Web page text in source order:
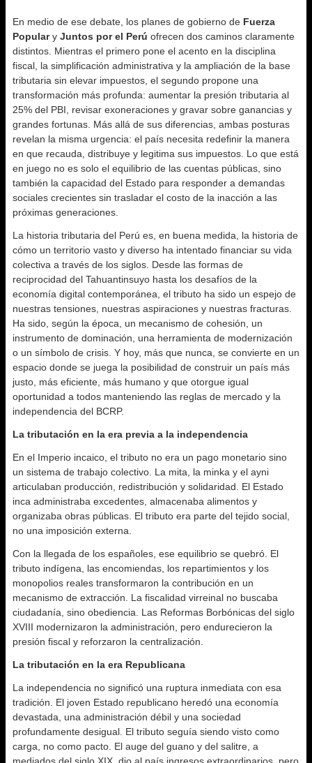
En medio de ese debate, los planes de gobierno de Fuerza
Populary Juntos por el Perú ofrecen dos caminos claramente
distintos. Mientras el primero pone el acento en la disciplina
fiscal, la simplificación administrativa y la ampliación de la base
tributaria sin elevar impuestos, el segundo propone una
transformación más profunda: aumentar la presión tributaria al
25% del PBI, revisar exoneraciones y gravar sobre ganancias y
grandes fortunas. Más allá de sus diferencias, ambas posturas
revelan la misma urgencia: el país necesita redefinir la manera
en que recauda, distribuye y legitima sus impuestos. Lo que está
en juego no es solo el equilibrio de las cuentas públicas, sino
también la capacidad del Estado para responder a demandas
sociales crecientes sin trasladar el costo de la inacción a las
próximas generaciones.
La historia tributaria del Perú es, en buena medida, la historia de
cómo un territorio vasto y diverso ha intentado financiar su vida
colectiva a través de los siglos. Desde las formas de
reciprocidad del Tahuantinsuyo hasta los desafíos de la
economía digital contemporánea, el tributo ha sido un espejo de
nuestras tensiones, nuestras aspiraciones y nuestras fracturas.
Ha sido, según la época, un mecanismo de cohesión, un
instrumento de dominación, una herramienta de modernización
o un símbolo de crisis. Y hoy, más que nunca, se convierte en un
espacio donde se juega la posibilidad de construir un país más
justo, más eficiente, más humano y que otorgue igual
oportunidad a todos manteniendo las reglas de mercado y la
independencia del BCRP.
La tributación en la era previa a la independencia
En el Imperio incaico, el tributo no era un pago monetario sino
un sistema de trabajo colectivo. La mita, la minka y el ayni
articulaban producción, redistribución y solidaridad. El Estado
inca administraba excedentes, almacenaba alimentos y
organizaba obras públicas. El tributo era parte del tejido social,
no una imposición externa.
Con la llegada de los españoles, ese equilibrio se quebró. El
tributo indígena, las encomiendas, los repartimientos y los
monopolios reales transformaron la contribución en un
mecanismo de extracción. La fiscalidad virreinal no buscaba
ciudadanía, sino obediencia. Las Reformas Borbónicas del siglo
XVIII modernizaron la administración, pero endurecieron la
presión fiscal y reforzaron la centralización.
La tributación en la era Republicana
La independencia no significó una ruptura inmediata con esa
tradición. El joven Estado republicano heredó una economía
devastada, una administración débil y una sociedad
profundamente desigual. El tributo seguía siendo visto como
carga, no como pacto. El auge del guano y del salitre, a